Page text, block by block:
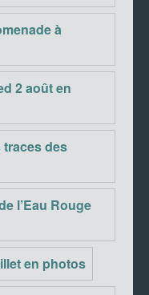
à
2 août en
traces des
l’Eau Rouge
en photos